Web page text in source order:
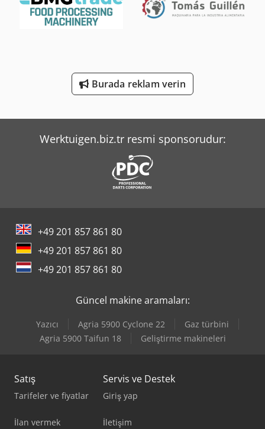
Sahinler Hkm 65
Burada reklam verin
Werktuigen.biz.tr resmi sponsorudur:
+49 201 857 861 80
+49 201 857 861 80
+49 201 857 861 80
Güncel makine aramaları:
Yazıcı Agria 5900 Cyclone 22
Gaz türbini
Agria 5900 Taifun 18
Geliştirme makineleri
Satış
Tarifeler ve fiyatlar
İlan vermek
Servis ve Destek
Giriş yap
İletişim